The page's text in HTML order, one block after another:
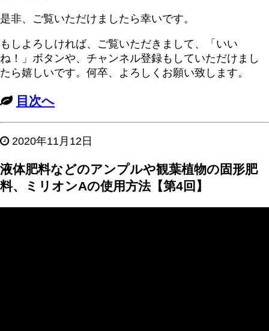
是非、ご覧いただけましたら幸いです。
もしよろしければ、ご覧いただきまして、「いい
ね！」ボタンや、チャンネル登録もしていただけまし
たら嬉しいです。何卒、よろしくお願い致します。
目次へ
2020年11月12日
液体肥料などのアンプルや観葉植物の固形肥
料、ミリオンAの使用方法【第4回】